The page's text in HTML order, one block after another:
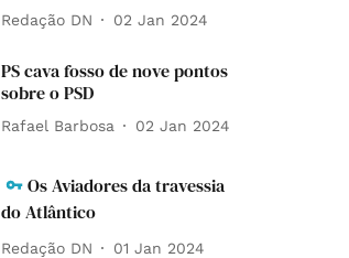
Redação DN 02 Jan 2024
PS cava fosso de nove pontos
sobre o PSD
Rafael Barbosa 02 Jan 2024
Os Aviadores da travessia
do Atlântico
Redação DN 01 Jan 2024